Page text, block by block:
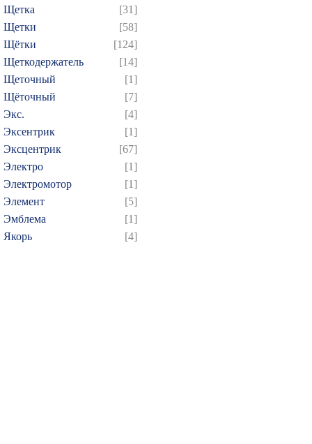
Щетка
[31]
Щетки
[58]
Щётки
[124]
Щеткодержатель
[14]
Щеточный
[1]
Щёточный
[7]
Экс.
[4]
Эксентрик
[1]
Эксцентрик
[67]
Электро
[1]
Электромотор
[1]
Элемент
[5]
Эмблема
[1]
Якорь
[4]